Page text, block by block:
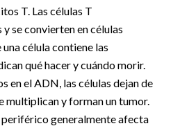
T. Las células T
se convierten en células
célula contiene las
qué hacer y cuándo morir.
en el ADN, las células dejan de
multiplican y forman un tumor.
generalmente afecta